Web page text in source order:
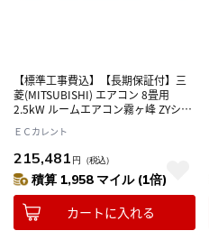
【標準工事費込】【長期保証付】三
菱(MITSUBISHI) エアコン 8畳用
2.5kW ルームエアコン霧ヶ峰 ZYシリ
電源100V
ＥＣカレント
215,481 円 （税込）
積算 1,958 マイル (1倍)
カートに入れる